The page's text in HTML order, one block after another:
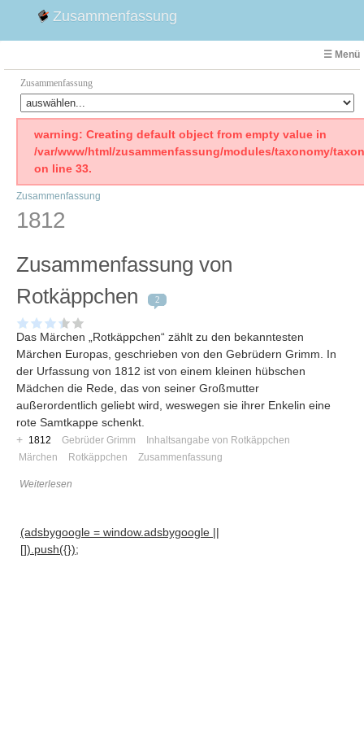
Zusammenfassung
☰ Menü
Zusammenfassung
Faust
Willhelm Tell
Emilia Galotti
1. Weltkrieg Zusammenfassung
Weimarer Republik
Die Räuber
Woyzeck
warning: Creating default object from empty value in
/var/www/html/zusammenfassung/modules/taxonomy/
on line 33.
Zusammenfassung
1812
Zusammenfassung von
Rotkäppchen
2
Das Märchen „Rotkäppchen“ zählt zu den bekanntesten
Märchen Europas, geschrieben von den Gebrüdern Grimm. In
der Urfassung von 1812 ist von einem kleinen hübschen
Mädchen die Rede, das von seiner Großmutter
außerordentlich geliebt wird, weswegen sie ihrer Enkelin eine
rote Samtkappe schenkt.
+ 1812 Gebrüder Grimm
Inhaltsangabe von Rotkäppchen
Märchen
Rotkäppchen Zusammenfassung
Weiterlesen
(adsbygoogle = window.adsbygoogle ||
[]).push({});